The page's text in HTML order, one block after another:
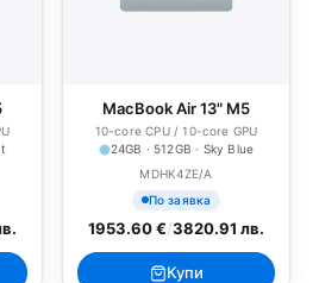
MacBook Air 13" M5
10-core CPU / 10-core GPU
24GB · 512GB · Sky Blue
MDHK4ZE/A
По заявка
1953.60 €/3820.91 лв.
Купи